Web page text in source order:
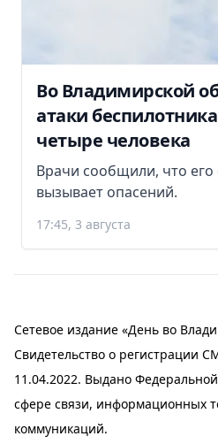
Во Владимирской
атаки
четыре человека
Врачи сообщили, что его
вызывает опасений.
17:45, 3 августа
Сетевое издание «День во
Свидетельство о регистрации
11.04.2022. Выдано
сфере связи, информационных
коммуникаций.